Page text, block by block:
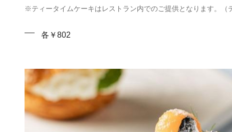
※ティータイムケーキはレストラン内でのご提供となります。（
各￥802